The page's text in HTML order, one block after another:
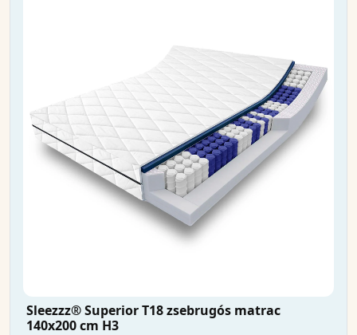
Sleezzz® Superior T18 zsebrugós matrac
140x200 cm H3